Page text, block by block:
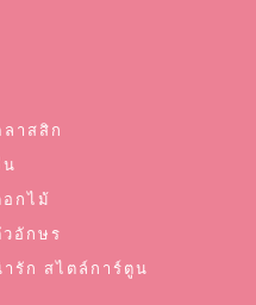
าสสิก
กไม้
อักษร
รัก สไตล์การ์ตูน